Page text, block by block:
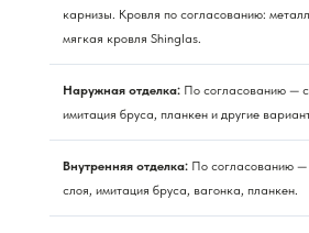
карнизы. Кровля по согласованию:
мягкая кровля Shinglas.
Наружная отделка: По согласованию —
имитация бруса, планкен и другие
Внутренняя отделка: По согласованию
слоя, имитация бруса, вагонка, планкен.